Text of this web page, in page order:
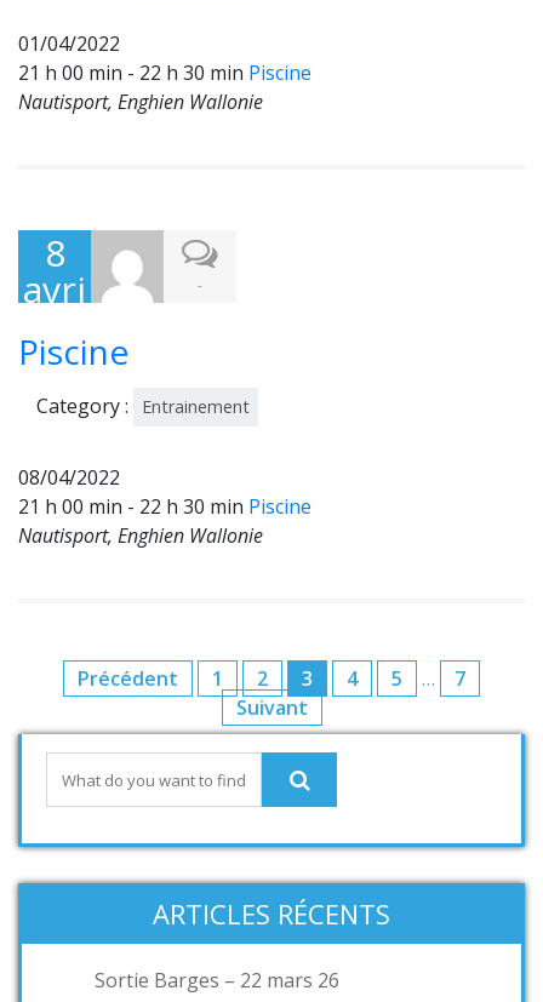
01/04/2022
21 h 00 min - 22 h 30 min Piscine
Nautisport, Enghien Wallonie
8
avri
202
2
-
Piscine
Category : Entrainement
08/04/2022
21 h 00 min - 22 h 30 min Piscine
Nautisport, Enghien Wallonie
Précédent 1 2 3 4 5 …
7
Suivant
ARTICLES RÉCENTS
Sortie Barges – 22 mars 26